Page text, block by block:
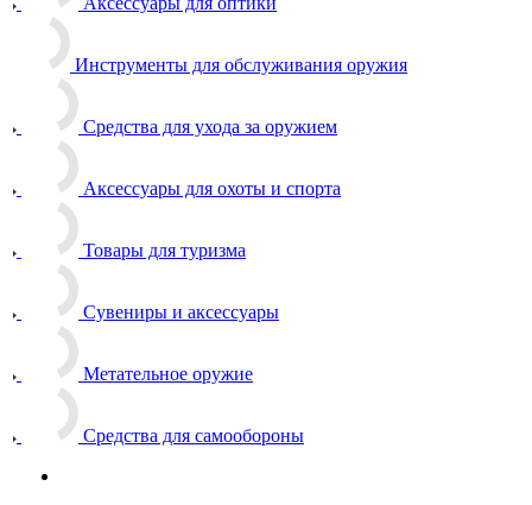
Инструменты для обслуживания оружия
Средства для ухода за оружием
Аксессуары для охоты и спорта
Товары для туризма
Сувениры и аксессуары
Метательное оружие
Средства для самообороны